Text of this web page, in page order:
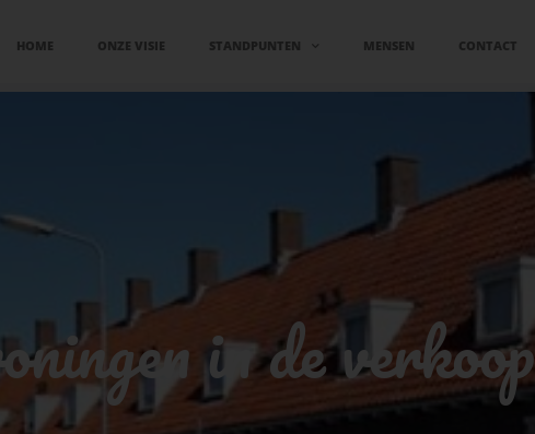
HOME ONZE VISIE STANDPUNTEN MENSEN CONTACT
in de verkoop